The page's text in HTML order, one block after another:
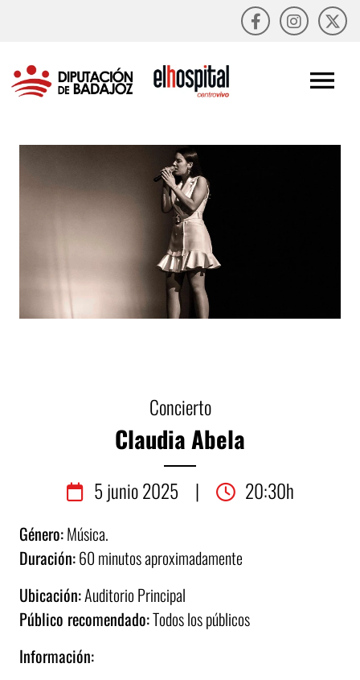
Concierto
Claudia Abela
5 junio2025 | 20:30h
Género:Música.
Duración:60 minutos aproximadamente
Ubicación:Auditorio Principal
Público recomendado:Todos los públicos
Información: